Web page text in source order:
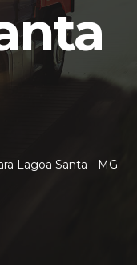
Lagoa Santa - MG